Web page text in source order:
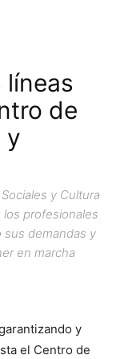
líneas
de
y
y Cultura
los profesionales
sus demandas y
en marcha
y
el Centro de